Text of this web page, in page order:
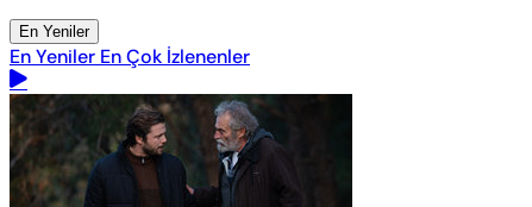
En Yeniler
En Yeniler En Çok İzlenenler